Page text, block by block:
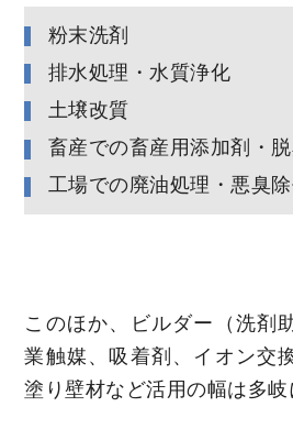
粉末洗剤
排水処理・水質浄化
土壌改質
畜産での畜産用添加剤・
工場での廃油処理・悪臭
このほか、ビルダー（洗剤
業触媒、吸着剤、イオン交
塗り壁材など活用の幅は多岐